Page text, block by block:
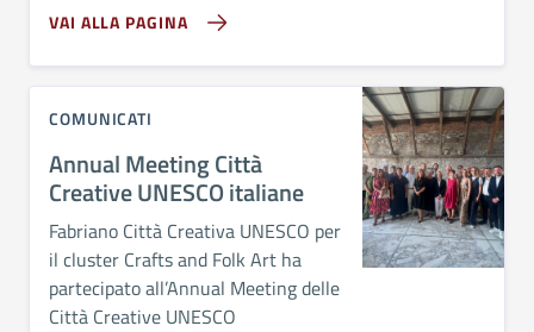
VAI ALLA PAGINA
COMUNICATI
Annual Meeting Città
Creative UNESCO italiane
Fabriano Città Creativa UNESCO per
il cluster Crafts and Folk Art ha
partecipato all’Annual Meeting delle
Città Creative UNESCO